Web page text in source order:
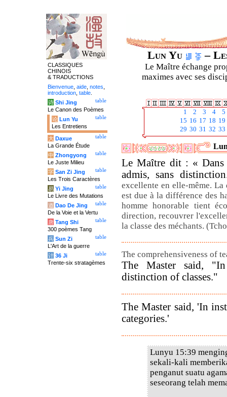
Lun Yu –
Le Maître échange
maximes avec ses
1 2 3 4
5
15 16 17 18 19
29 30 31 32 33
Le Maître dit : « Dans
admis, sans
excellente en elle-même.
est due à la différence des
homme honorable tient
direction, recouvrer
la classe des méchants.
The comprehensiveness of
The Master said,
distinction of classes."
The Master said, 'In
categories.'
Lunyu 15:39
sekali-kali
penganut suatu
seseorang telah
CLASSIQUES
CHINOIS
& TRADUCTIONS
Bienvenue aide notes
introduction table
table
诗 Shi Jing
Le Canon des Poèmes
table
论 Lun Yu
Les Entretiens
table
大 Daxue
La Grande Étude
table
中 Zhongyong
Le Juste Milieu
table
字 San Zi Jing
Les Trois Caractères
table
易 Yi Jing
Le Livre des Mutations
table
道 Dao De Jing
De la Voie et la Vertu
table
唐 Tang Shi
300 poèmes Tang
table
兵 Sun Zi
L'Art de la guerre
table
计 36 Ji
Trente-six stratagèmes